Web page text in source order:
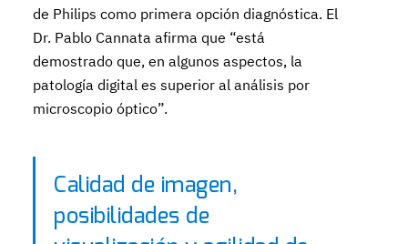
de Philips como primera opción diagnóstica. El
Dr. Pablo Cannata afirma que “está
demostrado que, en algunos aspectos, la
patología digital es superior al análisis por
microscopio óptico”.
Calidad de imagen,
posibilidades de